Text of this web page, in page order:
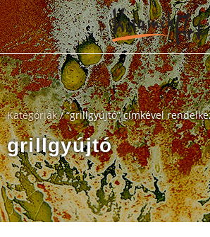
Kategóriák/ “grillgyújtó” címkével
grillgyújtó